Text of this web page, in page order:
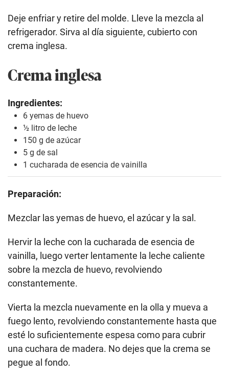
Deje enfriar y retire del molde. Lleve la mezcla al
refrigerador. Sirva al día siguiente, cubierto con
crema inglesa.
Crema inglesa
Ingredientes:
6 yemas de huevo
½ litro de leche
150 g de azúcar
5 g de sal
1 cucharada de esencia de vainilla
Preparación:
Mezclar las yemas de huevo, el azúcar y la sal.
Hervir la leche con la cucharada de esencia de
vainilla, luego verter lentamente la leche caliente
sobre la mezcla de huevo, revolviendo
constantemente.
Vierta la mezcla nuevamente en la olla y mueva a
fuego lento, revolviendo constantemente hasta que
esté lo suficientemente espesa como para cubrir
una cuchara de madera. No dejes que la crema se
pegue al fondo.